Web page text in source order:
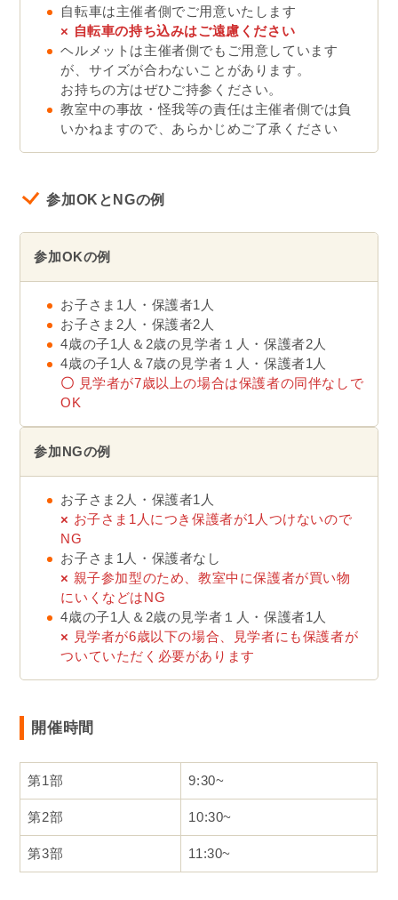
自転車は主催者側でご用意いたします
× 自転車の持ち込みはご遠慮ください
ヘルメットは主催者側でもご用意しています
が、サイズが合わないことがあります。
お持ちの方はぜひご持参ください。
教室中の事故・怪我等の責任は主催者側では負
いかねますので、あらかじめご了承ください
参加OKとNGの例
参加OKの例
お子さま1人・保護者1人
お子さま2人・保護者2人
4歳の子1人＆2歳の見学者１人・保護者2人
4歳の子1人＆7歳の見学者１人・保護者1人
〇 見学者が7歳以上の場合は保護者の同伴なしで
OK
参加NGの例
お子さま2人・保護者1人
× お子さま1人につき保護者が1人つけないので
NG
お子さま1人・保護者なし
× 親子参加型のため、教室中に保護者が買い物
にいくなどはNG
4歳の子1人＆2歳の見学者１人・保護者1人
× 見学者が6歳以下の場合、見学者にも保護者が
ついていただく必要があります
開催時間
第1部 9:30~
第2部 10:30~
第3部 11:30~